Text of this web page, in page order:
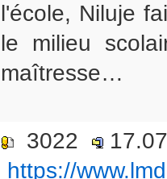
l'école, Niluje
le milieu
maîtresse…
3022
https://